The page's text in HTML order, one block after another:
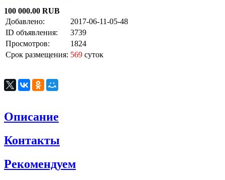
100 000.00 RUB
Добавлено:
2017-06-11-05-48
ID объявления:
3739
Просмотров:
1824
Срок размещения: 569 суток
Описание
Контакты
Рекомендуем